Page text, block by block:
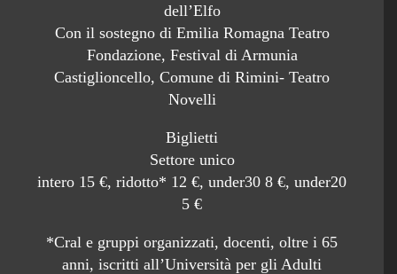
dell’Elfo
Con il sostegno di Emilia Romagna Teatro
Fondazione, Festival di Armunia
Castiglioncello, Comune di Rimini- Teatro
Novelli
Biglietti
Settore unico
intero 15 €, ridotto* 12 €, under30 8 €, under20
5 €
*Cral e gruppi organizzati, docenti, oltre i 65
anni, iscritti all’Università per gli Adulti